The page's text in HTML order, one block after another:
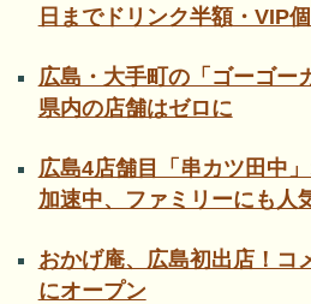
日までドリンク半額・VIP
広島・大手町の「ゴーゴー
県内の店舗はゼロに
広島4店舗目「串カツ田中
加速中、ファミリーにも人
おかげ庵、広島初出店！コ
にオープン